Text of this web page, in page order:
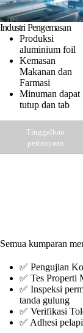
Industri Pengemasan
Produksi
aluminium foil
Kemasan
Makanan dan
Farmasi
Minuman dapat
tutup dan tab
Tinggalkan
pertanyaan
Semua kumparan
✅ Pengujian
✅ Tes Properti
✅ Inspeksi
tanda gulung
✅ Verifikasi
✅ Adhesi